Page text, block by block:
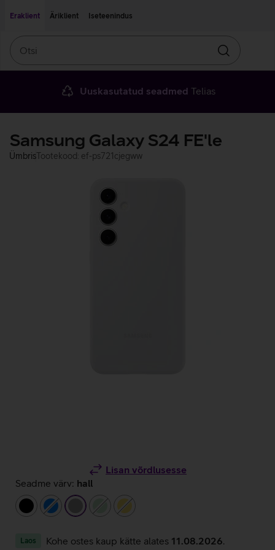
Eraklient
Äriklient Iseteenindus
Otsin
Uuskasutatud seadmed Telias
Samsung Galaxy S24 FE'le
ÜmbrisTootekood: ef-ps721cjegww
Lisan võrdlusesse
Seadme värv: hall
mustsinine hall heleroheline
kollane
Laos Kohe ostes kaup kätte alates 11.08.2026